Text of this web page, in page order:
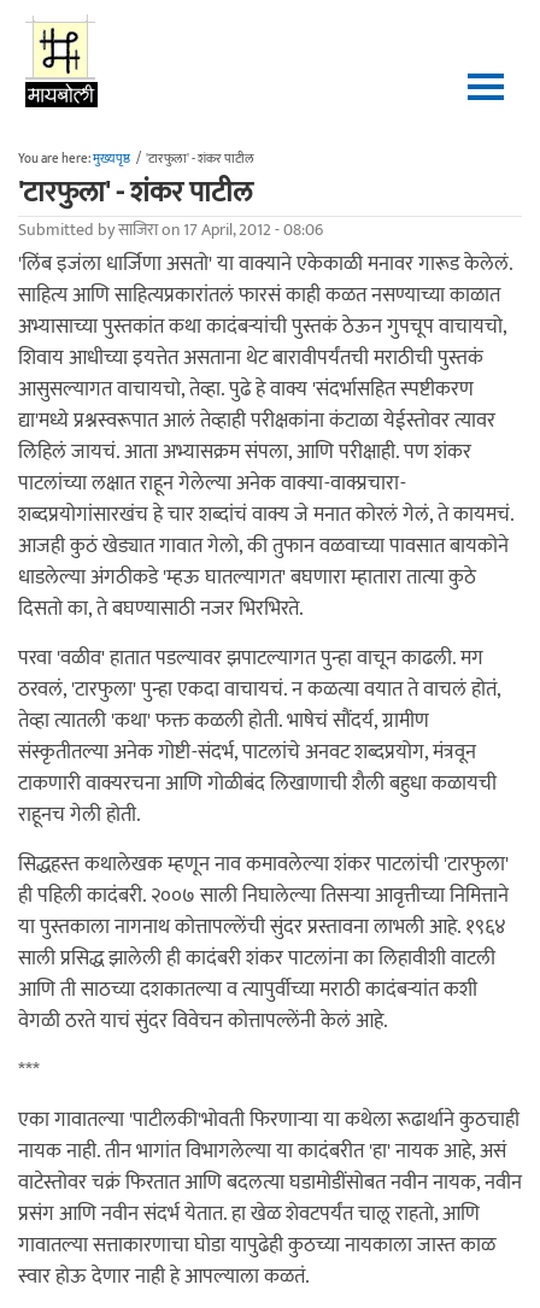
Skip to main content
You are here:मुख्यपृष्ठ / 'टारफुला' - शंकर पाटील
'टारफुला' - शंकर पाटील
Submitted byसाजिराon 17 April, 2012 - 08:06
'लिंब इजंला धार्जिणा असतो' या वाक्याने एकेकाळी मनावर गारूड केलेलं.
साहित्य आणि साहित्यप्रकारांतलं फारसं काही कळत नसण्याच्या काळात
अभ्यासाच्या पुस्तकांत कथा कादंबर्‍यांची पुस्तकं ठेऊन गुपचूप वाचायचो,
शिवाय आधीच्या इयत्तेत असताना थेट बारावीपर्यंतची मराठीची पुस्तकं
आसुसल्यागत वाचायचो, तेव्हा. पुढे हे वाक्य 'संदर्भासहित स्पष्टीकरण
द्या'मध्ये प्रश्नस्वरूपात आलं तेव्हाही परीक्षकांना कंटाळा येईस्तोवर त्यावर
लिहिलं जायचं. आता अभ्यासक्रम संपला, आणि परीक्षाही. पण शंकर
पाटलांच्या लक्षात राहून गेलेल्या अनेक वाक्या-वाक्प्रचारा-
शब्दप्रयोगांसारखंच हे चार शब्दांचं वाक्य जे मनात कोरलं गेलं, ते कायमचं.
आजही कुठं खेड्यात गावात गेलो, की तुफान वळवाच्या पावसात बायकोने
धाडलेल्या अंगठीकडे 'म्हऊ घातल्यागत' बघणारा म्हातारा तात्या कुठे
दिसतो का, ते बघण्यासाठी नजर भिरभिरते.
परवा 'वळीव' हातात पडल्यावर झपाटल्यागत पुन्हा वाचून काढली. मग
ठरवलं, 'टारफुला' पुन्हा एकदा वाचायचं. न कळत्या वयात ते वाचलं होतं,
तेव्हा त्यातली 'कथा' फक्त कळली होती. भाषेचं सौंदर्य, ग्रामीण
संस्कृतीतल्या अनेक गोष्टी-संदर्भ, पाटलांचे अनवट शब्दप्रयोग, मंत्रवून
टाकणारी वाक्यरचना आणि गोळीबंद लिखाणाची शैली बहुधा कळायची
राहूनच गेली होती.
सिद्धहस्त कथालेखक म्हणून नाव कमावलेल्या शंकर पाटलांची 'टारफुला'
ही पहिली कादंबरी. २००७ साली निघालेल्या तिसर्‍या आवृत्तीच्या निमित्ताने
या पुस्तकाला नागनाथ कोत्तापल्लेंची सुंदर प्रस्तावना लाभली आहे. १९६४
साली प्रसिद्ध झालेली ही कादंबरी शंकर पाटलांना का लिहावीशी वाटली
आणि ती साठच्या दशकातल्या व त्यापुर्वीच्या मराठी कादंबर्‍यांत कशी
वेगळी ठरते याचं सुंदर विवेचन कोत्तापल्लेंनी केलं आहे.
***
एका गावातल्या 'पाटीलकी'भोवती फिरणार्‍या या कथेला रूढार्थाने कुठचाही
नायक नाही. तीन भागांत विभागलेल्या या कादंबरीत 'हा' नायक आहे, असं
वाटेस्तोवर चक्रं फिरतात आणि बदलत्या घडामोडींसोबत नवीन नायक, नवीन
प्रसंग आणि नवीन संदर्भ येतात. हा खेळ शेवटपर्यंत चालू राहतो, आणि
गावातल्या सत्ताकारणाचा घोडा यापुढेही कुठच्या नायकाला जास्त काळ
स्वार होऊ देणार नाही हे आपल्याला कळतं.